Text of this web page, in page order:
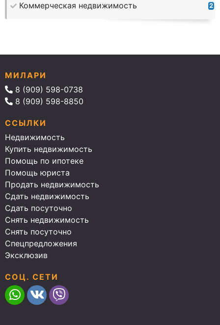
Коммерческая недвижимость 2
МИЛАРИ
8 (909) 598-0738
8 (909) 598-8850
ССЫЛКИ
Недвижимость
Купить недвижимость
Помощь по ипотеке
Помощь юриста
Продать недвижимость
Сдать недвижимость
Сдать посуточно
Снять недвижимость
Снять посуточно
Спецпредложения
Эксклюзив
СОЦ. СЕТИ